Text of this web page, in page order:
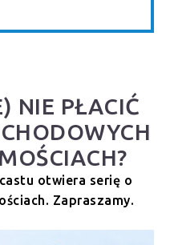
NIE PŁACIĆ
otwiera serię o
Zapraszamy.